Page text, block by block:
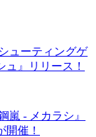
ューティングゲ
』リリース！
嵐 - メカラシ』
催！